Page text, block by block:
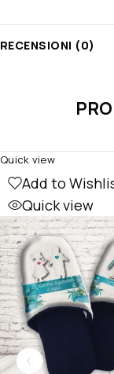
RECENSIONI (0)
Add to
Quick view
Quick view